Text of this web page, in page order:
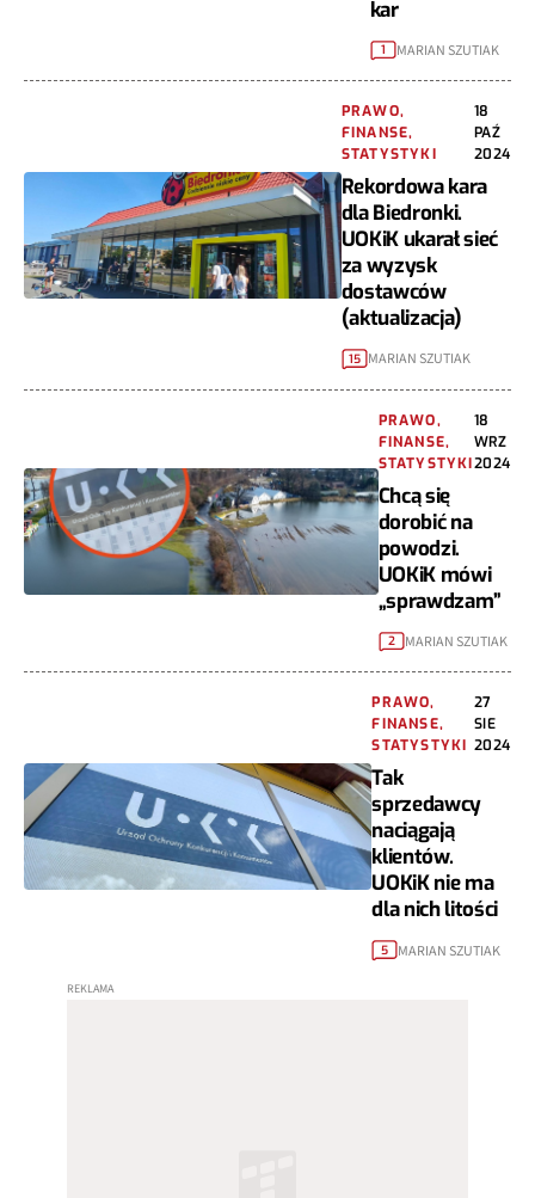
kar
1 MARIAN SZUTIAK
PRAWO,
FINANSE,
STATYSTYKI
18
PAŹ
2024
Rekordowa kara
dla Biedronki.
UOKiK ukarał sieć
za wyzysk
dostawców
(aktualizacja)
15 MARIAN SZUTIAK
PRAWO,
FINANSE,
STATYSTYKI
18
WRZ
2024
Chcą się
dorobić na
powodzi.
UOKiK mówi
„sprawdzam”
2 MARIAN SZUTIAK
PRAWO,
FINANSE,
STATYSTYKI
27
SIE
2024
Tak
sprzedawcy
naciągają
klientów.
UOKiK nie ma
dla nich litości
5 MARIAN SZUTIAK